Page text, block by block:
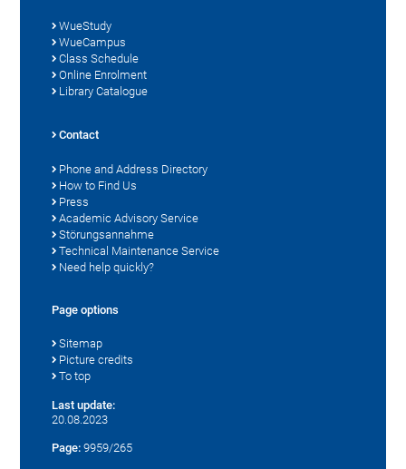
WueStudy
WueCampus
Class Schedule
Online Enrolment
Library Catalogue
Contact
Phone and Address Directory
How to Find Us
Press
Academic Advisory Service
Störungsannahme
Technical Maintenance Service
Need help quickly?
Page options
Sitemap
Picture credits
To top
Last update:
20.08.2023
Page: 9959/265